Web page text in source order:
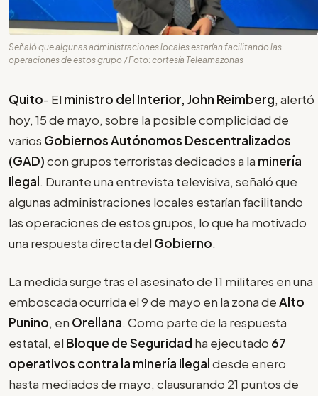
Señaló que algunas administraciones locales estarían facilitando las
operaciones de estos grupo / Foto: cortesía Teleamazonas
Quito- El ministro del Interior, John Reimberg, alertó
hoy, 15 de mayo, sobre la posible complicidad de
varios Gobiernos Autónomos Descentralizados
(GAD)con grupos terroristas dedicados a la minería
ilegal. Durante una entrevista televisiva, señaló que
algunas administraciones locales estarían facilitando
las operaciones de estos grupos, lo que ha motivado
una respuesta directa del Gobierno.
La medida surge tras el asesinato de 11 militares en una
emboscada ocurrida el 9 de mayo en la zona deAlto
Punino, en Orellana. Como parte de la respuesta
estatal, el Bloque de Seguridad ha ejecutado 67
operativos contra la minería ilegaldesde enero
hasta mediados de mayo, clausurando 21 puntos de